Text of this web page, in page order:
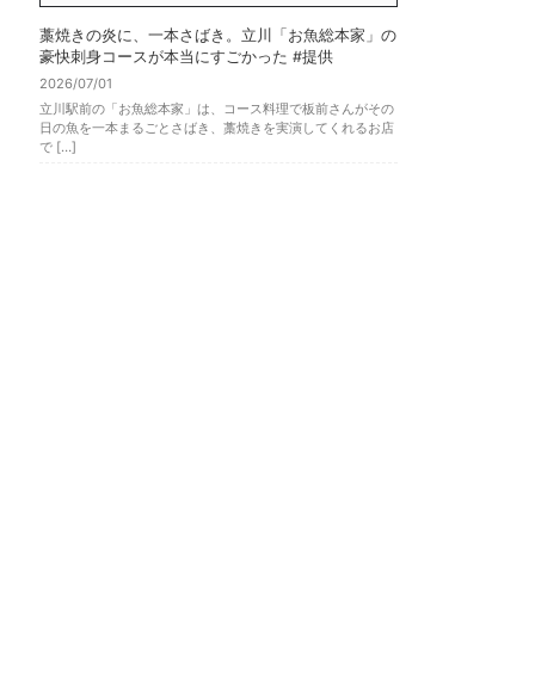
藁焼きの炎に、一本さばき。立川「お魚総本家」の
豪快刺身コースが本当にすごかった #提供
2026/07/01
立川駅前の「お魚総本家」は、コース料理で板前さんがその
日の魚を一本まるごとさばき、藁焼きを実演してくれるお店
で […]